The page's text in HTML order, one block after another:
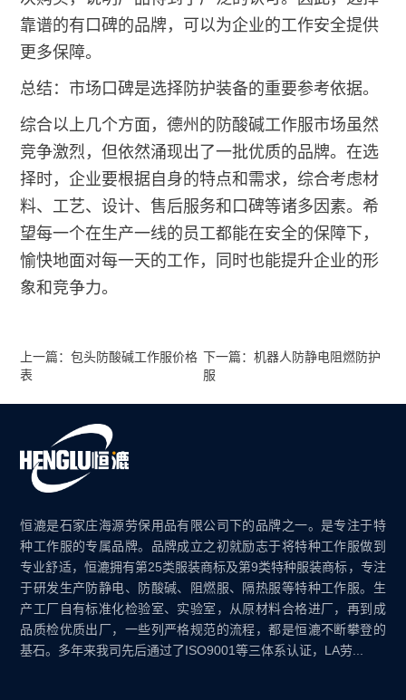
靠谱的有口碑的品牌，可以为企业的工作安全提供
更多保障。
总结：市场口碑是选择防护装备的重要参考依据。
综合以上几个方面，德州的防酸碱工作服市场虽然
竞争激烈，但依然涌现出了一批优质的品牌。在选
择时，企业要根据自身的特点和需求，综合考虑材
料、工艺、设计、售后服务和口碑等诸多因素。希
望每一个在生产一线的员工都能在安全的保障下，
愉快地面对每一天的工作，同时也能提升企业的形
象和竞争力。
上一篇：包头防酸碱工作服价格
表
下一篇：机器人防静电阻燃防护
服
恒漉是石家庄海源劳保用品有限公司下的品牌之一。是专注于特
种工作服的专属品牌。品牌成立之初就励志于将特种工作服做到
专业舒适，恒漉拥有第25类服装商标及第9类特种服装商标，专注
于研发生产防静电、防酸碱、阻燃服、隔热服等特种工作服。生
产工厂自有标准化检验室、实验室，从原材料合格进厂，再到成
品质检优质出厂，一些列严格规范的流程，都是恒漉不断攀登的
基石。多年来我司先后通过了ISO9001等三体系认证，LA劳...